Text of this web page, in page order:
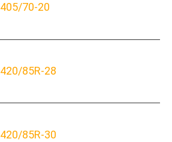
405/70-20
420/85R-28
420/85R-30